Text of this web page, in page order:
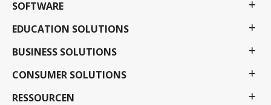
SOFTWARE
EDUCATION SOLUTIONS
BUSINESS SOLUTIONS
CONSUMER SOLUTIONS
RESSOURCEN